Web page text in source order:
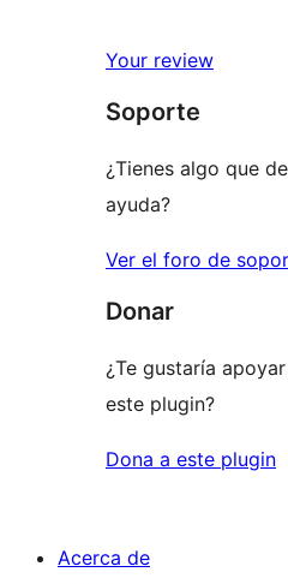
estrellas
de
estrellas
Your review
Soporte
¿Tienes algo que
ayuda?
Ver el foro de
Donar
¿Te gustaría
este plugin?
Dona a este plugin
Acerca de